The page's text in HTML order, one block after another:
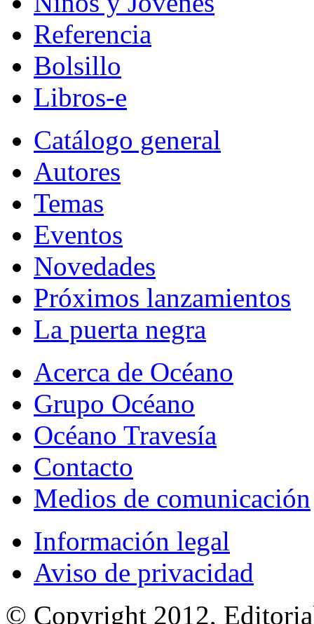
Referencia
Bolsillo
Libros-e
Catálogo general
Autores
Temas
Eventos
Novedades
Próximos lanzamientos
La puerta negra
Acerca de Océano
Grupo Océano
Océano Travesía
Contacto
Medios de comunicación
Información legal
Aviso de privacidad
© Copyright 2012,